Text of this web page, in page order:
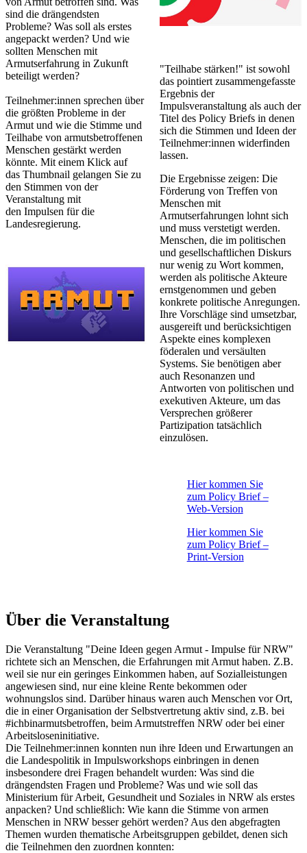
sind die drängendsten
Probleme? Was soll als erstes
angepackt werden? Und wie
sollten Menschen mit
Armutserfahrung in Zukunft
beteiligt werden?
​​Teilnehmer:innen sprechen über
die größten Probleme in der
Armut und wie die Stimme und
Teilhabe von armutsbetroffenen
Menschen gestärkt werden
könnte. Mit einem Klick auf
das Thumbnail gelangen Sie zu
den Stimmen von der
Veranstaltung mit
den Impulsen für die
Landesregierung.
"Teilhabe stärken!" ist sowohl
das pointiert zusammengefasste
Ergebnis der
Impulsveranstaltung als auch der
Titel des Policy Briefs in denen
sich die Stimmen und Ideen der
Teilnehmer:innen widerfinden
lassen.
Die Ergebnisse zeigen: Die
Förderung von Treffen von
Menschen mit
Armutserfahrungen lohnt sich
und muss verstetigt werden.
Menschen, die im politischen
und gesellschaftlichen Diskurs
nur wenig zu Wort kommen,
werden als politische Akteure
ernstgenommen und geben
konkrete politische Anregungen.
Ihre Vorschläge sind umsetzbar,
ausgereift und berücksichtigen
Aspekte eines komplexen
föderalen und versäulten
Systems. Sie benötigen aber
auch Resonanzen und
Antworten von politischen und
exekutiven Akteure, um das
Versprechen größerer
Partizipation tatsächlich
einzulösen.
Hier kommen Sie
zum​ Policy Brief –
Web-Version
Hier kommen Sie
zum Policy Brief –
Print-Version
Über die Veranstaltung
Die Veranstaltung "Deine Ideen gegen Armut - Impulse für NRW"
richtete sich an Menschen, die Erfahrungen mit Armut haben. Z.B.
weil sie nur ein geringes Einkommen haben, auf Sozialleistungen
angewiesen sind, nur eine kleine Rente bekommen oder
wohnungslos sind. Darüber hinaus waren auch Menschen vor Ort,
die in einer Organisation der Selbstvertretung aktiv sind, z.B. bei
#ichbinarmutsbetroffen, beim Armutstreffen NRW oder bei einer
Arbeitsloseninitiative.
Die Teilnehmer:innen konnten nun ihre Ideen und Erwartungen an
die Landespolitik in Impulsworkshops einbringen in denen
insbesondere drei Fragen behandelt wurden: Was sind die
drängendsten Fragen und Probleme? Was und wie soll das
Ministerium für Arbeit, Gesundheit und Soziales in NRW als erstes
anpacken? Und schließlich: Wie kann die Stimme von armen
Menschen in NRW besser gehört werden? Aus den abgefragten
Themen wurden thematische Arbeitsgruppen gebildet, denen sich
die Teilnehmen den zuordnen konnten: